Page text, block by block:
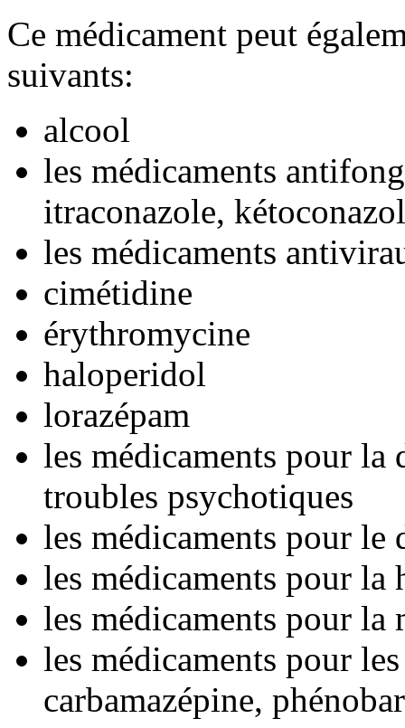
Ce médicament peut
suivants:
alcool
les médicaments
itraconazole,
les médicaments
cimétidine
érythromycine
haloperidol
lorazépam
les médicaments pour la
troubles psychotiques
les médicaments pour le
les médicaments pour la
les médicaments pour la
les médicaments pour
carbamazépine,